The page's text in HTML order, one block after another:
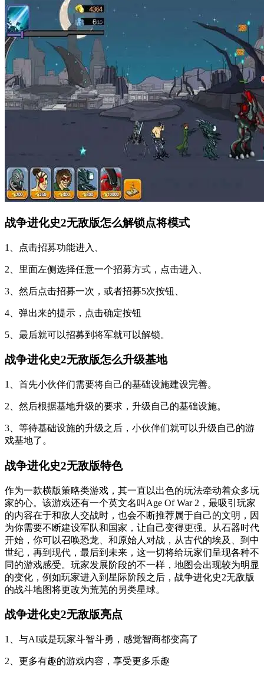
战争进化史2无敌版怎么解锁点将模式
1、点击招募功能进入、
2、里面左侧选择任意一个招募方式，点击进入、
3、然后点击招募一次，或者招募5次按钮、
4、弹出来的提示，点击确定按钮
5、最后就可以招募到将军就可以解锁。
战争进化史2无敌版怎么升级基地
1、首先小伙伴们需要将自己的基础设施建设完善。
2、然后根据基地升级的要求，升级自己的基础设施。
3、等待基础设施的升级之后，小伙伴们就可以升级自己的游
戏基地了。
战争进化史2无敌版特色
作为一款横版策略类游戏，其一直以出色的玩法牵动着众多玩
家的心。该游戏还有一个英文名叫Age Of War 2，最吸引玩家
的内容在于和敌人交战时，也会不断推荐属于自己的文明，因
为你需要不断建设军队和国家，让自己变得更强。从石器时代
开始，你可以召唤恐龙、和原始人对战，从古代的埃及、到中
世纪，再到现代，最后到未来，这一切将给玩家们呈现各种不
同的游戏感受。玩家发展阶段的不一样，地图会出现较为明显
的变化，例如玩家进入到星际阶段之后，战争进化史2无敌版
的战斗地图将更改为荒芜的另类星球。
战争进化史2无敌版亮点
1、与AI或是玩家斗智斗勇，感觉智商都变高了
2、更多有趣的游戏内容，享受更多乐趣